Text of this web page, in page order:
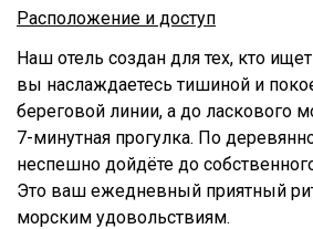
Расположение и доступ
Наш отель создан для тех, кто
вы наслаждаетесь тишиной и
береговой линии, а до ласкового
7-минутная прогулка. По
неспешно дойдёте до
Это ваш ежедневный приятный
морским удовольствиям.